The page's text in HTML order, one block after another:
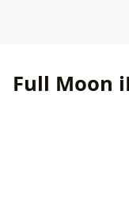
Full Moon